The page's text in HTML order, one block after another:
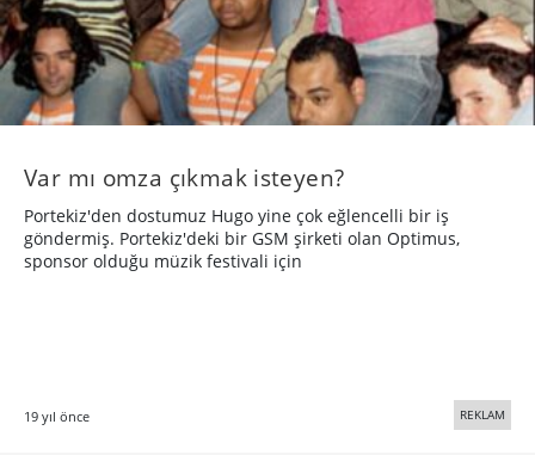
Var mı omza çıkmak isteyen?
Portekiz'den dostumuz Hugo yine çok eğlencelli bir iş
göndermiş. Portekiz'deki bir GSM şirketi olan Optimus,
sponsor olduğu müzik festivali için
19 yıl önce REKLAM